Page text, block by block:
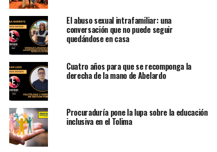
El abuso sexual intrafamiliar: una
conversación que no puede seguir
quedándose en casa
Cuatro años para que se recomponga la
derecha de la mano de Abelardo
Procuraduría pone la lupa sobre la educación
inclusiva en el Tolima